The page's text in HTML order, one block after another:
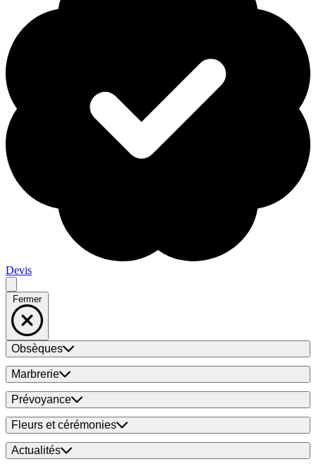
Devis
Fermer
Obsèques
Marbrerie
Prévoyance
Fleurs et cérémonies
Actualités